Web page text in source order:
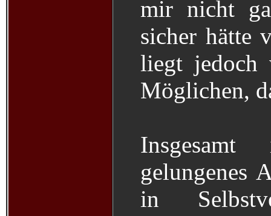
mir nicht
sicher hätte
liegt jedoch
Möglichen,
gelungenes
in